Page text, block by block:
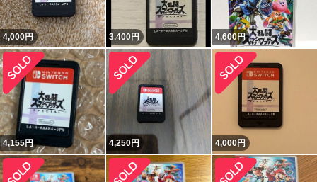
4,000円 3,400円 4,600円
4,155円 4,250円 4,000円